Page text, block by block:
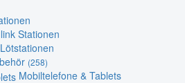
Stationen
(258)
Mobiltelefone & Tablets